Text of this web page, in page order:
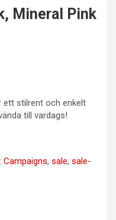
Mineral Pink
ett stilrent och enkelt
till vardags!
Campaigns, sale, sale-